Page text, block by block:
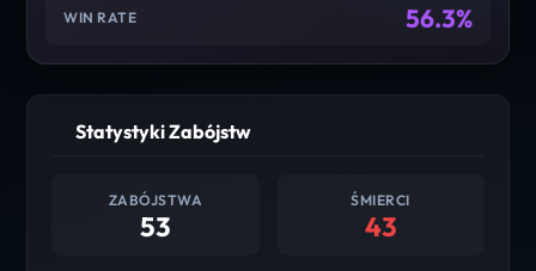
WIN RATE 56.3%
Statystyki Zabójstw
ZABÓJSTWA
53
ŚMIERCI
43